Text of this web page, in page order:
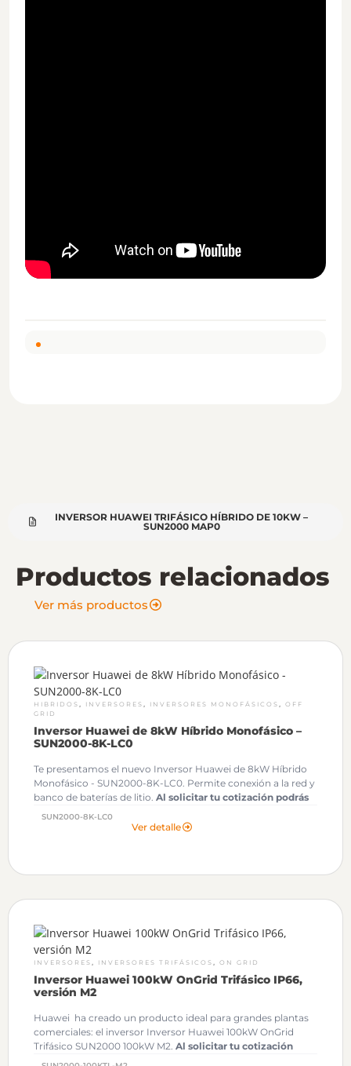
INVERSOR HUAWEI TRIFÁSICO HÍBRIDO DE 10KW –
SUN2000 MAP0
Productos relacionados
Ver más productos
HIBRIDOS , INVERSORES , INVERSORES MONOFÁSICOS , OFF
GRID
Inversor Huawei de 8kW Híbrido Monofásico –
SUN2000-8K-LC0
Te presentamos el nuevo Inversor Huawei de 8kW Híbrido
Monofásico - SUN2000-8K-LC0. Permite conexión a la red y
banco de baterías de litio. Al solicitar tu cotización podrás
descargar gratuitamente los Archivos OND de este
SUN2000-8K-LC0
Ver detalle
INVERSORES , INVERSORES TRIFÁSICOS , ON GRID
Inversor Huawei 100kW OnGrid Trifásico IP66,
versión M2
Huawei ha creado un producto ideal para grandes plantas
comerciales: el inversor Inversor Huawei 100kW OnGrid
Trifásico SUN2000 100kW M2. Al solicitar tu cotización
podrás descargar gratuitamente los Archivos OND de este